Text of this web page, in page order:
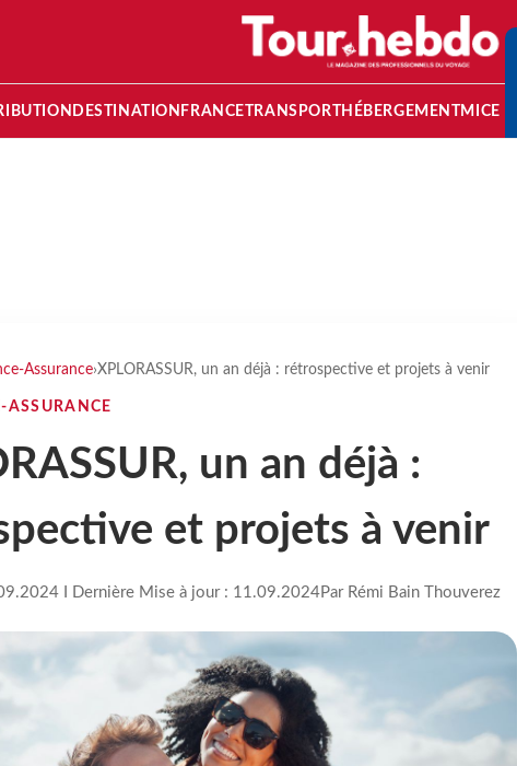
DESTINATION FRANCETRANSPORT HÉBERGEMENTMICE
Assurance›XPLORASSUR, un an déjà : rétrospective et projets à venir
ASSURANCE
un an déjà :
et projets à venir
I Dernière Mise à jour : 11.09.2024Par Rémi Bain Thouverez